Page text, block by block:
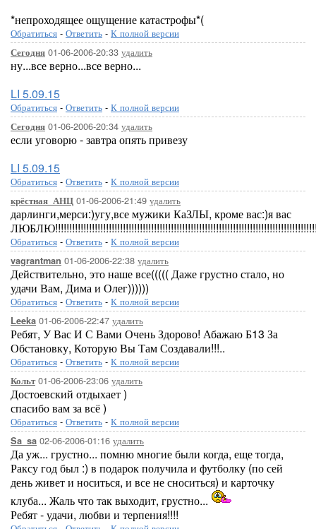
*непроходящее ощущение катастрофы*(
Обратиться - Ответить - К полной версии
Сегодня 01-06-2006-20:33 удалить
ну...все верно...все верно...
LI 5.09.15
Обратиться - Ответить - К полной версии
Сегодня 01-06-2006-20:34 удалить
если уговорю - завтра опять привезу
LI 5.09.15
Обратиться - Ответить - К полной версии
крёстная_АНЦ 01-06-2006-21:49 удалить
дарлинги,мерси:)угу,все мужики КаЗЛЫ, кроме вас:)я вас
Обратиться - Ответить - К полной версии
vagrantman 01-06-2006-22:38 удалить
Действительно, это наше все((((( Даже грустно стало, но
удачи Вам, Дима и Олег))))))
Обратиться - Ответить - К полной версии
Leeka 01-06-2006-22:47 удалить
Ребят, У Вас И С Вами Очень Здорово! Абажаю Б13 За
Обстановку, Которую Вы Там Создавали!!!..
Обратиться - Ответить - К полной версии
Кольт01-06-2006-23:06 удалить
Достоевский отдыхает )
спасибо вам за всё )
Обратиться - Ответить - К полной версии
Sa_sa 02-06-2006-01:16 удалить
Да уж... грустно... помню многие были когда, еще тогда,
Раксу год был :) в подарок получила и футболку (по сей
день живет и носиться, и все не сноситься) и карточку
клуба... Жаль что так выходит, грустно...
Ребят - удачи, любви и терпения!!!!